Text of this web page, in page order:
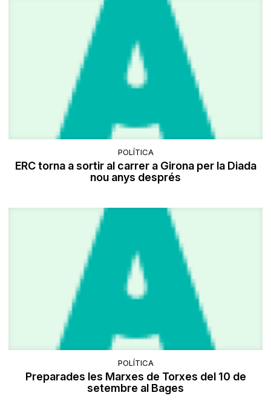
POLÍTICA
ERC torna a sortir al carrer a Girona per la Diada
nou anys després
POLÍTICA
Preparades les Marxes de Torxes del 10 de
setembre al Bages